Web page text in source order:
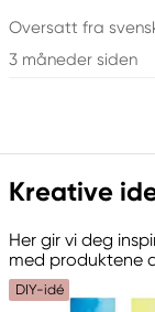
Oversatt fra
3 måneder siden
Kreative
Her gir vi deg
med produktene
DIY-idé